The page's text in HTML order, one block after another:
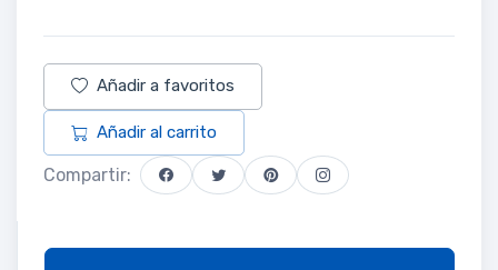
Añadir a favoritos
Añadir al carrito
Compartir: